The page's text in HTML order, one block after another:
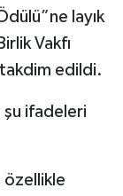
layık
Vakfı
takdim edildi.
şu ifadeleri
özellikle